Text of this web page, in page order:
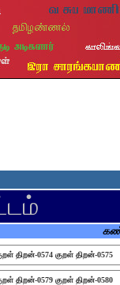
திறன்-0574 குறள் திறன்-0575
திறன்-0579 குறள் திறன்-0580